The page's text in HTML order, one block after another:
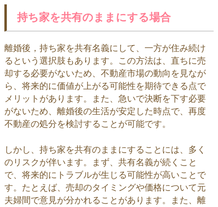
持ち家を共有のままにする場合
離婚後，持ち家を共有名義にして、一方が住み続け
るという選択肢もあります。この方法は、直ちに売
却する必要がないため、不動産市場の動向を見なが
ら、将来的に価値が上がる可能性を期待できる点で
メリットがあります。また、急いで決断を下す必要
がないため、離婚後の生活が安定した時点で、再度
不動産の処分を検討することが可能です。
しかし、持ち家を共有のままにすることには、多く
のリスクが伴います。まず、共有名義が続くこと
で、将来的にトラブルが生じる可能性が高いことで
す。たとえば、売却のタイミングや価格について元
夫婦間で意見が分かれることがあります。また、離